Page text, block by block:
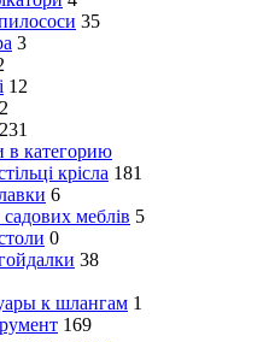
35
3
12
2
231
в категорию
крісла 181
6
меблів 5
0
38
к шлангам 1
169